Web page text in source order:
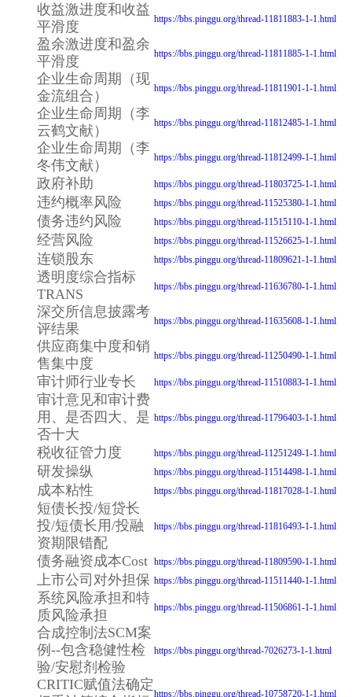
收益激进度和收益
平滑度
https://bbs.pinggu.org/thread-11811883-1-1.html
盈余激进度和盈余
平滑度
https://bbs.pinggu.org/thread-11811885-1-1.html
企业生命周期（现
金流组合）
https://bbs.pinggu.org/thread-11811901-1-1.html
企业生命周期（李
云鹤文献）
https://bbs.pinggu.org/thread-11812485-1-1.html
企业生命周期（李
冬伟文献）
https://bbs.pinggu.org/thread-11812499-1-1.html
政府补助 https://bbs.pinggu.org/thread-11803725-1-1.html
违约概率风险 https://bbs.pinggu.org/thread-11525380-1-1.html
债务违约风险 https://bbs.pinggu.org/thread-11515110-1-1.html
经营风险 https://bbs.pinggu.org/thread-11526625-1-1.html
连锁股东 https://bbs.pinggu.org/thread-11809621-1-1.html
透明度综合指标
TRANS
https://bbs.pinggu.org/thread-11636780-1-1.html
深交所信息披露考
评结果
https://bbs.pinggu.org/thread-11635608-1-1.html
供应商集中度和销
售集中度
https://bbs.pinggu.org/thread-11250490-1-1.html
审计师行业专长 https://bbs.pinggu.org/thread-11510883-1-1.html
审计意见和审计费
用、是否四大、是
否十大
https://bbs.pinggu.org/thread-11796403-1-1.html
税收征管力度 https://bbs.pinggu.org/thread-11251249-1-1.html
研发操纵 https://bbs.pinggu.org/thread-11514498-1-1.html
成本粘性 https://bbs.pinggu.org/thread-11817028-1-1.html
短债长投/短贷长
投/短债长用/投融
资期限错配
https://bbs.pinggu.org/thread-11816493-1-1.html
债务融资成本Cost https://bbs.pinggu.org/thread-11809590-1-1.html
上市公司对外担保 https://bbs.pinggu.org/thread-11511440-1-1.html
系统风险承担和特
质风险承担
https://bbs.pinggu.org/thread-11506861-1-1.html
合成控制法SCM案
例--包含稳健性检
验/安慰剂检验
https://bbs.pinggu.org/thread-7026273-1-1.html
CRITIC赋值法确定
https://bbs.pinggu.org/thread-10758720-1-1.html